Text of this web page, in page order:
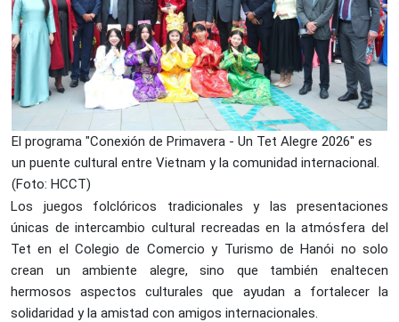
El programa "Conexión de Primavera - Un Tet Alegre 2026" es
un puente cultural entre Vietnam y la comunidad internacional.
(Foto: HCCT)
Los juegos folclóricos tradicionales y las presentaciones
únicas de intercambio cultural recreadas en la atmósfera del
Tet en el Colegio de Comercio y Turismo de Hanói no solo
crean un ambiente alegre, sino que también enaltecen
hermosos aspectos culturales que ayudan a fortalecer la
solidaridad y la amistad con amigos internacionales.